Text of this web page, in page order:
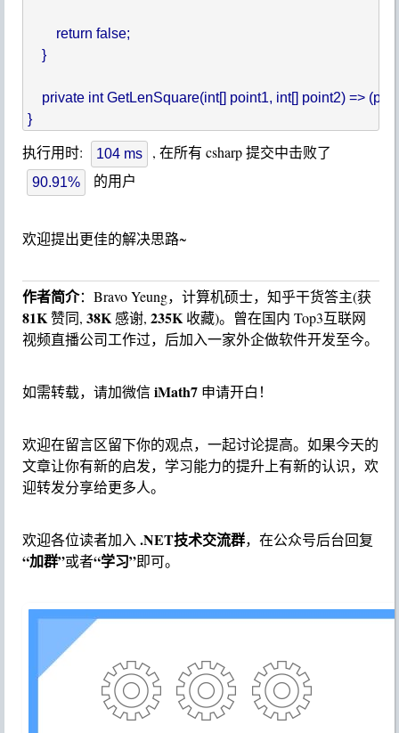
        return false;
    }
private int GetLenSquare(int[] point1, int[] point2) =>
执行用时: 104 ms , 在所有 csharp 提交中击败了
90.91% 的用户
欢迎提出更佳的解决思路~
作者简介：Bravo Yeung，计算机硕士，知乎干货答主(获
81K赞同, 38K感谢, 235K 收藏)。曾在国内 Top3互联网
视频直播公司工作过，后加入一家外企做软件开发至今。
如需转载，请加微信iMath7 申请开白！
欢迎在留言区留下你的观点，一起讨论提高。如果今天的
文章让你有新的启发，学习能力的提升上有新的认识，欢
迎转发分享给更多人。
欢迎各位读者加入 .NET技术交流群，在公众号后台回复
“加群”或者“学习”即可。